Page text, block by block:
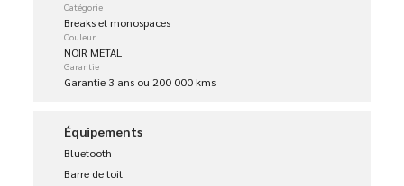
Catégorie
Breaks et monospaces
Couleur
NOIR METAL
Garantie
Garantie 3 ans ou 200 000 kms
Équipements
Bluetooth
Barre de toit